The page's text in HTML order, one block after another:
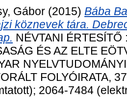
Gábor (2015) Bába
köznevek tára.
NÉVTANI ÉRTESÍTŐ
ÉS AZ ELTE
FOLYÓIRATA,
2064-7484